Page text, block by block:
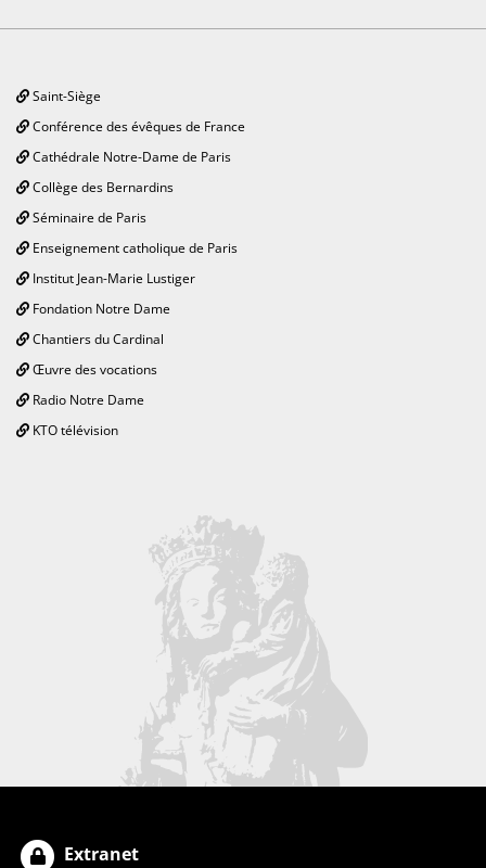
Saint-Siège
Conférence des évêques de France
Cathédrale Notre-Dame de Paris
Collège des Bernardins
Séminaire de Paris
Enseignement catholique de Paris
Institut Jean-Marie Lustiger
Fondation Notre Dame
Chantiers du Cardinal
Œuvre des vocations
Radio Notre Dame
KTO télévision
Extranet